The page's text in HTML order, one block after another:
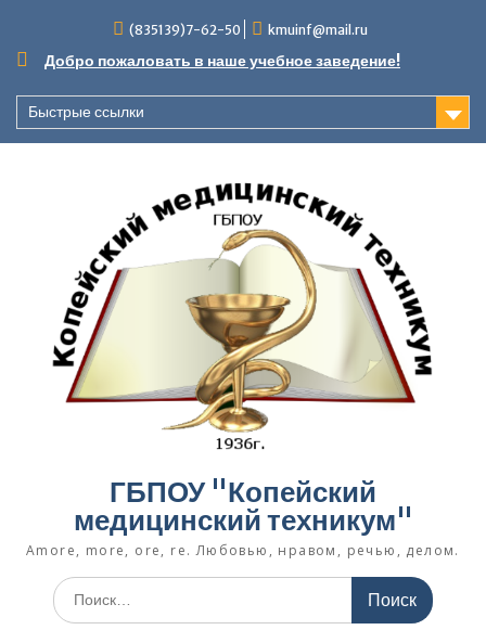
содержимому
(835139)7-62-50 kmuinf@mail.ru
Добро пожаловать в наше учебное заведение!
Быстрые ссылки
ГБПОУ "Копейский
медицинский техникум"
Amore, more, ore, re. Любовью, нравом, речью, делом.
Поиск
по: